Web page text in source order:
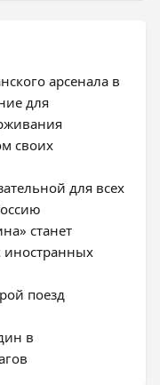
арсенала в
для
своих
для всех
станет
иностранных
поезд
в